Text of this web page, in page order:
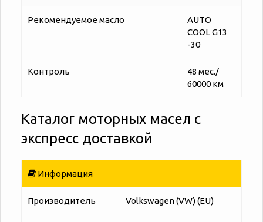
Рекомендуемое масло
AUTO
COOL G13
-30
Контроль
48 мес./
60000 км
Каталог моторных масел с
экспресс доставкой
Информация
Производитель Volkswagen (VW) (EU)